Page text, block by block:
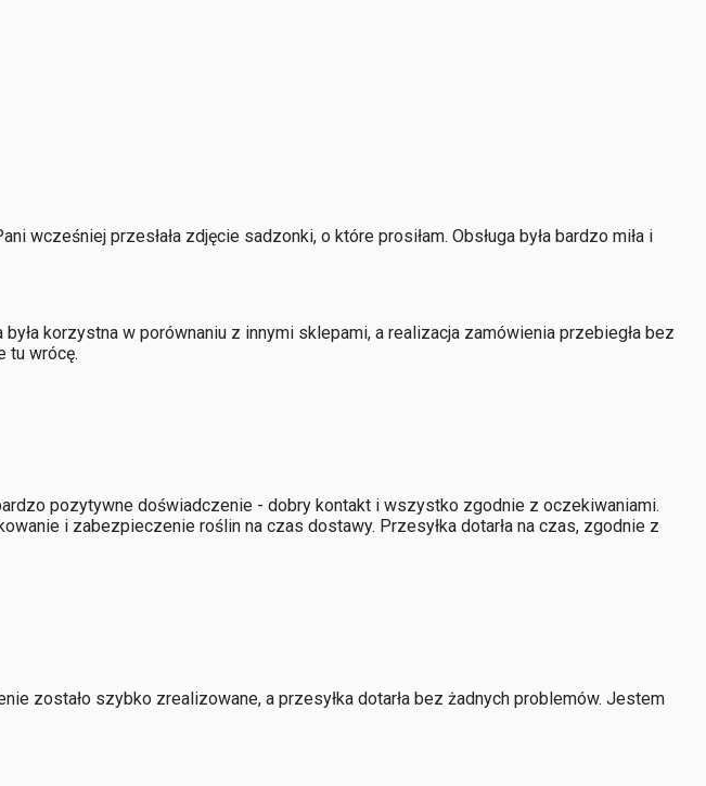
wcześniej przesłała zdjęcie sadzonki, o które prosiłam. Obsługa była bardzo miła i
korzystna w porównaniu z innymi sklepami, a realizacja zamówienia przebiegła bez
tu wrócę.
pozytywne doświadczenie - dobry kontakt i wszystko zgodnie z oczekiwaniami.
i zabezpieczenie roślin na czas dostawy. Przesyłka dotarła na czas, zgodnie z
zostało szybko zrealizowane, a przesyłka dotarła bez żadnych problemów. Jestem